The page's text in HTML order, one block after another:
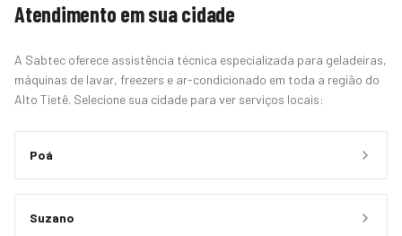
Atendimento em sua cidade
A Sabtec oferece assistência técnica especializada para geladeiras,
máquinas de lavar, freezers e ar-condicionado em toda a região do
Alto Tietê. Selecione sua cidade para ver serviços locais:
Poá
Suzano